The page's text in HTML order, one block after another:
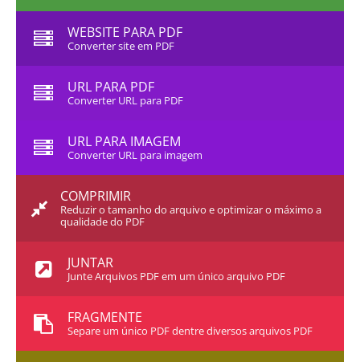
WEBSITE PARA PDF
Converter site em PDF
URL PARA PDF
Converter URL para PDF
URL PARA IMAGEM
Converter URL para imagem
COMPRIMIR
Reduzir o tamanho do arquivo e optimizar o máximo a
qualidade do PDF
JUNTAR
Junte Arquivos PDF em um único arquivo PDF
FRAGMENTE
Separe um único PDF dentre diversos arquivos PDF